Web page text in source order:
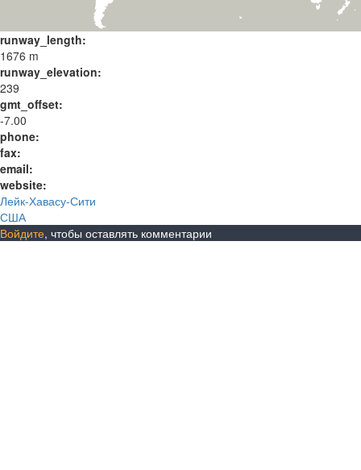
runway_length:
1676 m
runway_elevation:
239
gmt_offset:
-7.00
phone:
fax:
email:
website:
Лейк-Хавасу-Сити
США
Войдите, чтобы оставлять комментарии